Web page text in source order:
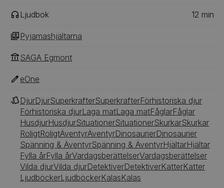
Geckomobilen eller Uggleglidaren och hindra Romeo,
Måntjejen och de andra skurkarna från att ta över
lekplatsen och staden. Med Pyjamashjältarnas hjälp
kan vem som helst bli en hjälte - och rädda dagen
hela natten lång!
Ljudbok 12 min
Pyjamashjältarna
SAGA Egmont
eOne
DjurDjurSuperkrafterSuperkrafterFörhistoriska djur
Förhistoriska djurLaga matLaga matFåglarFåglar
HusdjurHusdjurSituationerSituationerSkurkarSkurkar
RoligtRoligtÄventyrÄventyrDinosaurierDinosaurier
Spänning & ÄventyrSpänning & ÄventyrHjältarHjältar
Fylla årFylla årVardagsberättelserVardagsberättelser
Vilda djurVilda djurDetektiverDetektiverKatterKatter
LjudböckerLjudböckerKalasKalas